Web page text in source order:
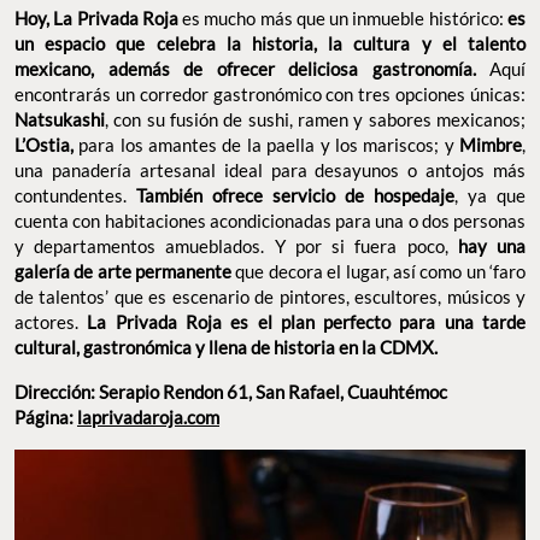
Hoy, La Privada Rojaes mucho más que un inmueble histórico:es
un espacio que celebra la historia, la cultura y el talento
mexicano, además de ofrecer deliciosa gastronomía.Aquí
encontrarás un corredor gastronómico con tres opciones únicas:
Natsukashi, con su fusión de sushi, ramen y sabores mexicanos;
L’Ostia, para los amantes de la paella y los mariscos; y Mimbre,
una panadería artesanal ideal para desayunos o antojos más
contundentes. También ofrece servicio de hospedaje, ya que
cuenta con habitaciones acondicionadas para una o dos personas
y departamentos amueblados. Y por si fuera poco, hay una
galería de arte permanenteque decora el lugar, así como un ‘faro
de talentos’ que es escenario de pintores, escultores, músicos y
actores. La Privada Roja es el plan perfecto para una tarde
cultural, gastronómica y llena de historia en la CDMX.
Dirección: Serapio Rendon 61, San Rafael, Cuauhtémoc
Página: laprivadaroja.com